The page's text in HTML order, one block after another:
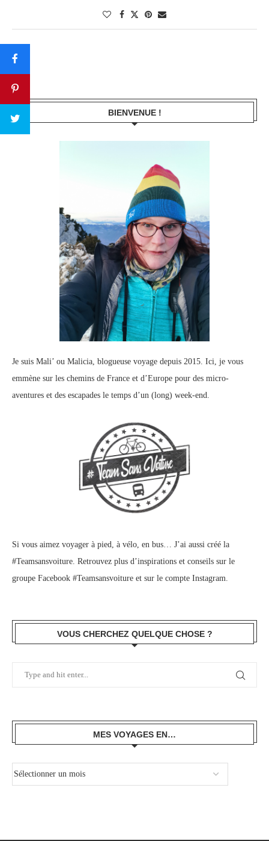
BIENVENUE !
Je suis Mali’ ou Malicia, blogueuse voyage depuis 2015. Ici, je vous
emmène sur les chemins de France et d’Europe pour des micro-
aventures et des escapades le temps d’un (long) week-end.
Si vous aimez voyager à pied, à vélo, en bus… J’ai aussi créé la
#Teamsansvoiture. Retrouvez plus d’inspirations et conseils sur le
groupe Facebook #Teamsansvoiture et sur le compte Instagram.
VOUS CHERCHEZ QUELQUE CHOSE ?
MES VOYAGES EN…